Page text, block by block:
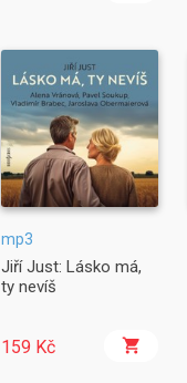
mp3
Jiří Just: Lásko má,
ty nevíš
159 Kč